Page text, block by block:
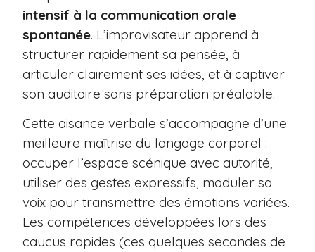
intensif à la communication orale
spontanée. L’improvisateur apprend à
structurer rapidement sa pensée, à
articuler clairement ses idées, et à captiver
son auditoire sans préparation préalable.
Cette aisance verbale s’accompagne d’une
meilleure maîtrise du langage corporel :
occuper l’espace scénique avec autorité,
utiliser des gestes expressifs, moduler sa
voix pour transmettre des émotions variées.
Les compétences développées lors des
caucus rapides (ces quelques secondes de